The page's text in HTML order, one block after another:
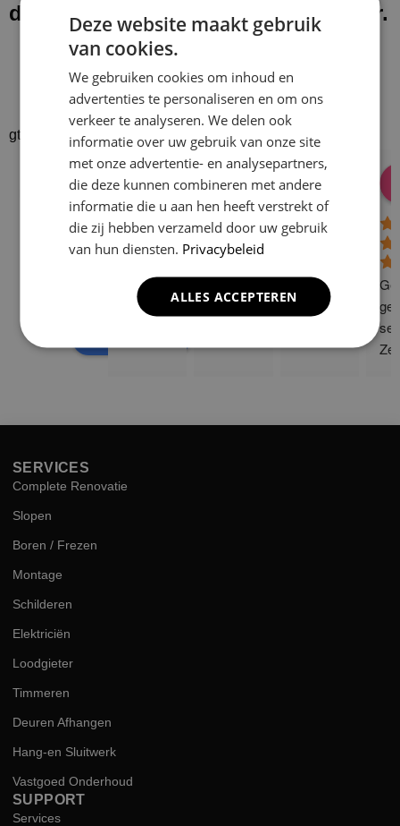
de werkplek schoon en netjes achter.
gtrspvjgtroijvghtrs
Klusbedrijf CG
Company
4.9
powered by gle
Donald Vossen
08:28 17 Dec 24
Lisa Vlok
06:41 08 Oct 24 10:58 31
ge
SERVICES
Complete Renovatie
Slopen
Boren / Frezen
Montage
Schilderen
Elektriciën
Loodgieter
Timmeren
Deuren Afhangen
Hang-en Sluitwerk
Vastgoed Onderhoud
SUPPORT
Services
Deze website maakt gebruik
van cookies.
We gebruiken cookies om inhoud en
advertenties te personaliseren en om ons
verkeer te analyseren. We delen ook
informatie over uw gebruik van onze site
met onze advertentie- en analysepartners,
die deze kunnen combineren met andere
informatie die u aan hen heeft verstrekt of
die zij hebben verzameld door uw gebruik
van hun diensten. Privacybeleid
ALLES ACCEPTEREN